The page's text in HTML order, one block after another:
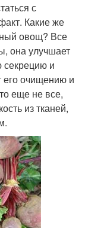
с
Какие же
овощ? Все
она улучшает
секрецию и
его очищению и
еще не все,
из тканей,